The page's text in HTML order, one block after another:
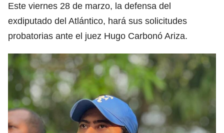
Este viernes 28 de marzo, la defensa del
exdiputado del Atlántico, hará sus solicitudes
probatorias ante el juez Hugo Carbonó Ariza.